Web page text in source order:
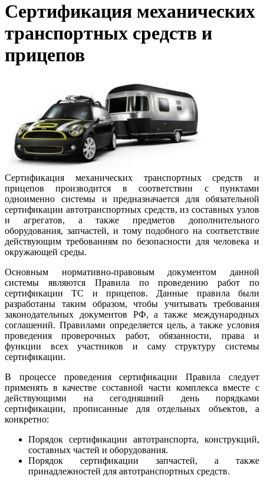
Сертификация механических
транспортных средств и
прицепов
Сертификация механических транспортных средств и
прицепов производится в соответствии с пунктами
одноименно системы и предназначается для обязательной
сертификации автотранспортных средств, из составных узлов
и агрегатов, а также предметов дополнительного
оборудования, запчастей, и тому подобного на соответствие
действующим требованиям по безопасности для человека и
окружающей среды.
Основным нормативно-правовым документом данной
системы являются Правила по проведению работ по
сертификации ТС и прицепов. Данные правила были
разработаны таким образом, чтобы учитывать требования
законодательных документов РФ, а также международных
соглашений. Правилами определяется цель, а также условия
проведения проверочных работ, обязанности, права и
функции всех участников и саму структуру системы
сертификации.
В процессе проведения сертификации Правила следует
применять в качестве составной части комплекса вместе с
действующими на сегодняшний день порядками
сертификации, прописанные для отдельных объектов, а
конкретно:
Порядок сертификации автотранспорта, конструкций,
составных частей и оборудования.
Порядок сертификации запчастей, а также
принадлежностей для автотранспортных средств.